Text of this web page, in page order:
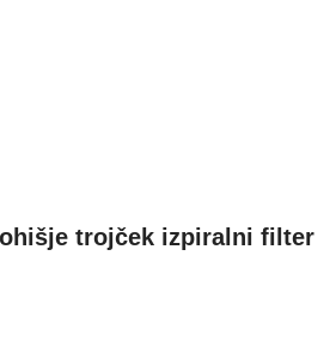
trojček izpiralni filter